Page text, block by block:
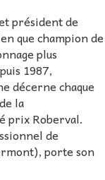
président de
que champion de
plus
1987,
décerne chaque
la
prix Roberval.
de
porte son